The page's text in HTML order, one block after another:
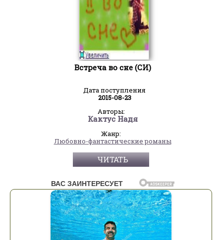
Встреча во сне (СИ)
Дата поступления
2015-08-23
Авторы:
Кактус Надя
Жанр:
Любовно-фантастические романы
ЧИТАТЬ